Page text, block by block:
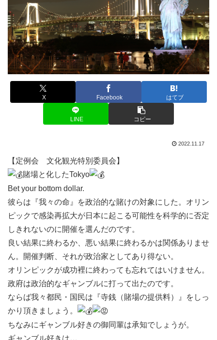
X Facebook はてブ
LINE コピー
2022.11.17
【定例会 文化観光特別委員会】
賭場と化したTokyo
Bet your bottom dollar.
彼らは『我々の命』を政治的な賭けの対象にした。オリン
ピックで感染再拡大が日本に起こる可能性を科学的に否定
しきれないのに開催を選んだのです。
良い結果に終わるか、悪い結果に終わるかは関係ありませ
ん。開催判断、それが政治家としてあり得ない。
オリンピックが成功裡に終わっても忘れてはいけません。
政府は政治的なギャンブルに打って出たのです。
ならば我々都民・国民は『寺銭（賭場の提供料）』をしっ
かり頂きましょう。
ちなみにギャンブル好きの御同輩は承知でしょうが。
ギャンブル好きは…